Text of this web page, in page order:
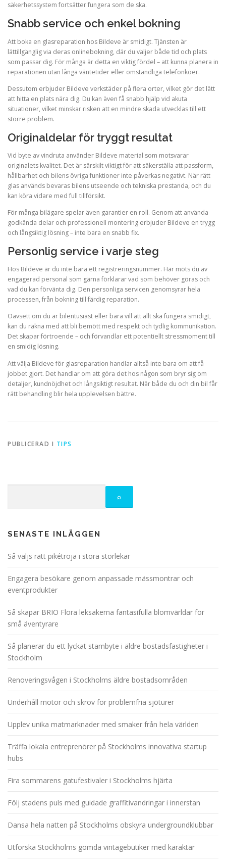
säkerhetssystem fortsätter fungera som de ska.
Snabb service och enkel bokning
Att boka en glasreparation hos Bildeve är smidigt. Tjänsten är
lättillgänglig via deras onlinebokning, där du väljer både tid och plats
som passar dig. För många är detta en viktig fördel – att kunna planera in
reparationen utan långa väntetider eller omständliga telefonköer.
Dessutom erbjuder Bildeve verkstäder på flera orter, vilket gör det lätt
att hitta en plats nära dig. Du kan även få snabb hjälp vid akuta
situationer, vilket minskar risken att en mindre skada utvecklas till ett
större problem.
Originaldelar för tryggt resultat
Vid byte av vindruta använder Bildeve material som motsvarar
originalets kvalitet. Det är särskilt viktigt för att säkerställa att passform,
hållbarhet och bilens övriga funktioner inte påverkas negativt. När rätt
glas används bevaras bilens utseende och tekniska prestanda, och du
kan köra vidare med full tillförsikt.
För många bilägare spelar även garantier en roll. Genom att använda
godkända delar och professionell montering erbjuder Bildeve en trygg
och långsiktig lösning – inte bara en snabb fix.
Personlig service i varje steg
Hos Bildeve är du inte bara ett registreringsnummer. Här möts du av
engagerad personal som gärna förklarar vad som behöver göras och
vad du kan förvänta dig. Den personliga servicen genomsyrar hela
processen, från bokning till färdig reparation.
Oavsett om du är bilentusiast eller bara vill att allt ska fungera smidigt,
kan du räkna med att bli bemött med respekt och tydlig kommunikation.
Det skapar förtroende – och förvandlar ett potentiellt stressmoment till
en smidig lösning.
Att välja Bildeve för glasreparation handlar alltså inte bara om att få
jobbet gjort. Det handlar om att göra det hos någon som bryr sig om
detaljer, kundnöjdhet och långsiktigt resultat. När både du och din bil får
rätt behandling blir hela upplevelsen bättre.
PUBLICERAD I TIPS
SENASTE INLÄGGEN
Så väljs rätt pikétröja i stora storlekar
Engagera besökare genom anpassade mässmontrar och
eventprodukter
Så skapar BRIO Flora leksakerna fantasifulla blomvärldar för
små äventyrare
Så planerar du ett lyckat stambyte i äldre bostadsfastigheter i
Stockholm
Renoveringsvågen i Stockholms äldre bostadsområden
Underhåll motor och skrov för problemfria sjöturer
Upplev unika matmarknader med smaker från hela världen
Träffa lokala entreprenörer på Stockholms innovativa startup
hubs
Fira sommarens gatufestivaler i Stockholms hjärta
Följ stadens puls med guidade graffitivandringar i innerstan
Dansa hela natten på Stockholms obskyra undergroundklubbar
Utforska Stockholms gömda vintagebutiker med karaktär